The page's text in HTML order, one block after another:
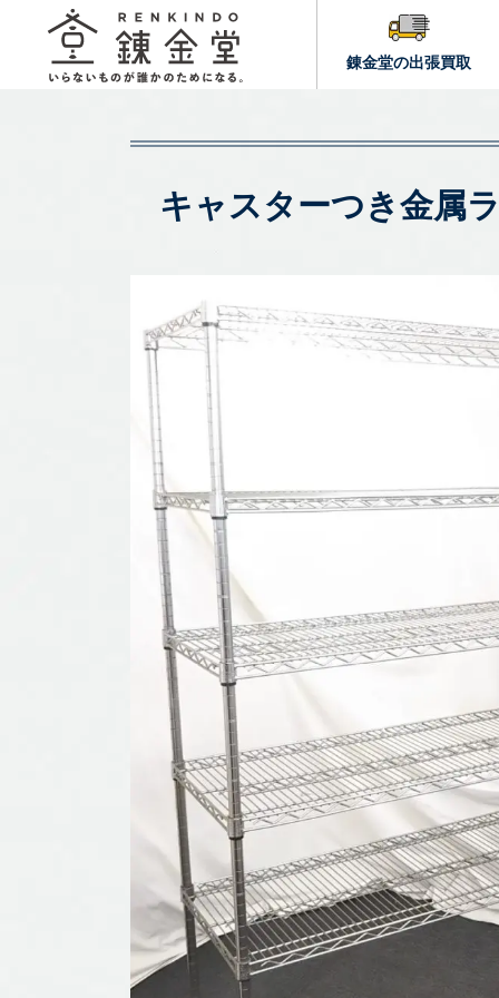
錬金堂の出張買取
キャスターつき金属